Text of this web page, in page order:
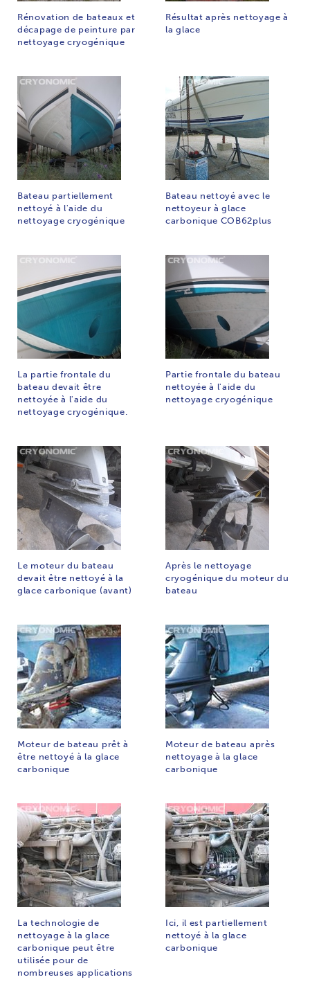
Rénovation de bateaux et
décapage de peinture par
nettoyage cryogénique
Résultat après nettoyage à
la glace
Bateau partiellement
nettoyé à l'aide du
nettoyage cryogénique
Bateau nettoyé avec le
nettoyeur à glace
carbonique COB62plus
La partie frontale du
bateau devait être
nettoyée à l'aide du
nettoyage cryogénique.
Partie frontale du bateau
nettoyée à l'aide du
nettoyage cryogénique
Le moteur du bateau
devait être nettoyé à la
glace carbonique (avant)
Après le nettoyage
cryogénique du moteur du
bateau
Moteur de bateau prêt à
être nettoyé à la glace
carbonique
Moteur de bateau après
nettoyage à la glace
carbonique
La technologie de
nettoyage à la glace
carbonique peut être
utilisée pour de
nombreuses applications
Ici, il est partiellement
nettoyé à la glace
carbonique